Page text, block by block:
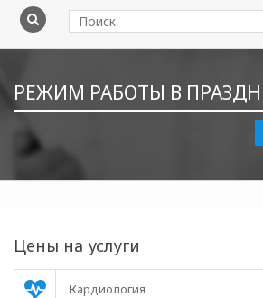
РЕЖИМ РАБОТЫ В
Цены на услуги
Кардиология